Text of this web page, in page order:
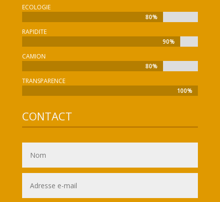
ECOLOGIE
80%
80%
RAPIDITE
90%
90%
CAMION
80%
80%
TRANSPARENCE
100%
100%
CONTACT